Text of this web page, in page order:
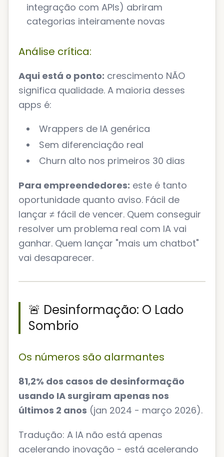
integração com APIs) abriram
categorias inteiramente novas
Análise crítica:
Aqui está o ponto: crescimento NÃO
significa qualidade. A maioria desses
apps é:
Wrappers de IA genérica
Sem diferenciação real
Churn alto nos primeiros 30 dias
Para empreendedores: este é tanto
oportunidade quanto aviso. Fácil de
lançar ≠ fácil de vencer. Quem conseguir
resolver um problema real com IA vai
ganhar. Quem lançar "mais um chatbot"
vai desaparecer.
🚨 Desinformação: O Lado
Sombrio
Os números são alarmantes
81,2% dos casos de desinformação
usando IA surgiram apenas nos
últimos 2 anos (jan 2024 - março 2026).
Tradução: A IA não está apenas
acelerando inovação - está acelerando